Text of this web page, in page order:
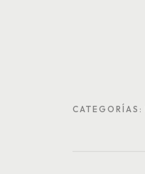
CATEGORÍAS: